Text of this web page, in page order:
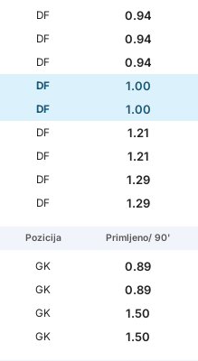
DF
0.94
DF
0.94
DF
0.94
DF
1.00
DF
1.00
DF
1.21
DF
1.21
DF
1.29
DF 1.29
Pozicija Primljeno/ 90'
GK
0.89
GK
0.89
GK
1.50
GK 1.50